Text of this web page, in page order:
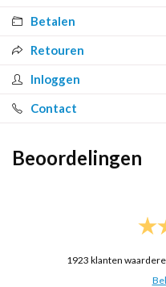
Betalen
Retouren
Inloggen
Contact
Beoordelingen
1923 klanten